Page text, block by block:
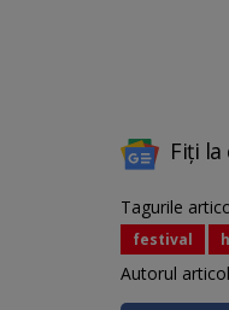
Fiți
Tagurile
festival
Autorul